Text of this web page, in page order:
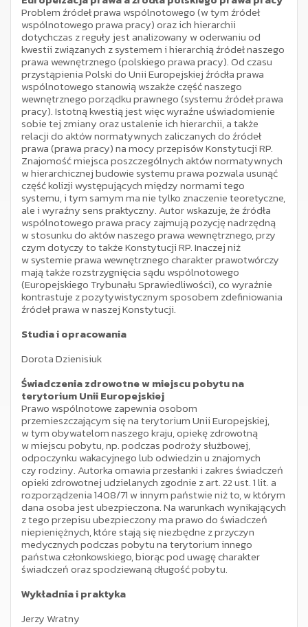
Problem źródeł prawa wspólnotowego (w tym źródeł
wspólnotowego prawa pracy) oraz ich hierarchii
dotychczas z reguły jest analizowany w oderwaniu od
kwestii związanych z systemem i hierarchią źródeł naszego
prawa wewnętrznego (polskiego prawa pracy). Od czasu
przystąpienia Polski do Unii Europejskiej źródła prawa
wspólnotowego stanowią wszakże część naszego
wewnętrznego porządku prawnego (systemu źródeł prawa
pracy). Istotną kwestią jest więc wyraźne uświadomienie
sobie tej zmiany oraz ustalenie ich hierarchii, a także
relacji do aktów normatywnych zaliczanych do źródeł
prawa (prawa pracy) na mocy przepisów Konstytucji RP.
Znajomość miejsca poszczególnych aktów normatywnych
w hierarchicznej budowie systemu prawa pozwala usunąć
część kolizji występujących między normami tego
systemu, i tym samym ma nie tylko znaczenie teoretyczne,
ale i wyraźny sens praktyczny. Autor wskazuje, że źródła
wspólnotowego prawa pracy zajmują pozycję nadrzędną
w stosunku do aktów naszego prawa wewnętrznego, przy
czym dotyczy to także Konstytucji RP. Inaczej niż
w systemie prawa wewnętrznego charakter prawotwórczy
mają także rozstrzygnięcia sądu wspólnotowego
(Europejskiego Trybunału Sprawiedliwości), co wyraźnie
kontrastuje z pozytywistycznym sposobem zdefiniowania
źródeł prawa w naszej Konstytucji.
Studia i opracowania
Dorota Dzienisiuk
Świadczenia zdrowotne w miejscu pobytu na
terytorium Unii Europejskiej
Prawo wspólnotowe zapewnia osobom
przemieszczającym się na terytorium Unii Europejskiej,
w tym obywatelom naszego kraju, opiekę zdrowotną
w miejscu pobytu, np. podczas podroży służbowej,
odpoczynku wakacyjnego lub odwiedzin u znajomych
czy rodziny. Autorka omawia przesłanki i zakres świadczeń
opieki zdrowotnej udzielanych zgodnie z art. 22 ust. 1 lit. a
rozporządzenia 1408/71 w innym państwie niż to, w którym
dana osoba jest ubezpieczona. Na warunkach wynikających
z tego przepisu ubezpieczony ma prawo do świadczeń
niepieniężnych, które stają się niezbędne z przyczyn
medycznych podczas pobytu na terytorium innego
państwa członkowskiego, biorąc pod uwagę charakter
świadczeń oraz spodziewaną długość pobytu.
Wykładnia i praktyka
Jerzy Wratny